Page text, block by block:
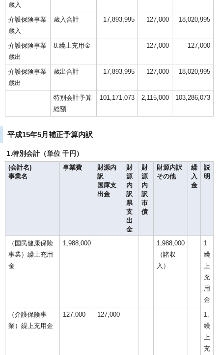
歳入
介護保険事業
歳入
歳入合計 17,893,995 127,000 18,020,995
介護保険事業
歳出
8.繰上充用金 127,000 127,000
介護保険事業
歳出
歳出合計 17,893,995 127,000 18,020,995
特別会計予算
総額
101,171,073 2,115,000 103,286,073
平成15年5月補正予算内訳
1.特別会計（単位 千円）
(会計名)
事業名
事業費
財源内
訳
国庫支
出金
財
源
内
訳
県
支
出
金
財
源
内
訳
市
債
財源内訳
その他
繰
入
金
説
明
（国民健康保険
事業）繰上充用
金
1,988,000
1,988,000
（諸収
入）
1.
繰
上
充
用
金
（介護保険事
業）繰上充用金
127,000 127,000
1.
繰
上
充